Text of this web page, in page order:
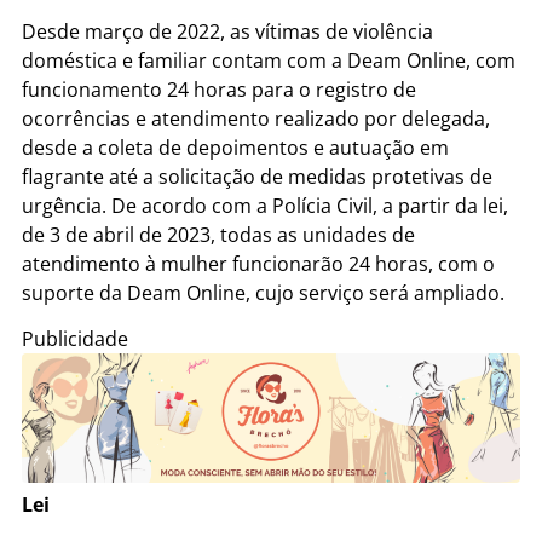
Desde março de 2022, as vítimas de violência
doméstica e familiar contam com a Deam Online, com
funcionamento 24 horas para o registro de
ocorrências e atendimento realizado por delegada,
desde a coleta de depoimentos e autuação em
flagrante até a solicitação de medidas protetivas de
urgência. De acordo com a Polícia Civil, a partir da lei,
de 3 de abril de 2023, todas as unidades de
atendimento à mulher funcionarão 24 horas, com o
suporte da Deam Online, cujo serviço será ampliado.
Publicidade
Lei